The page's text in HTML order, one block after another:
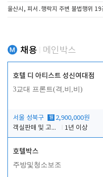
울산시, 피서․행락지 주변 불법행위 19
채용 메인박스
호텔 디 아티스트 성신여대점
3교대 프론트(격,비,비)
서울 성북구 월 2,900,000원
객실판매 및 고객응대
1년 이상
호텔박스
주방및청소보조